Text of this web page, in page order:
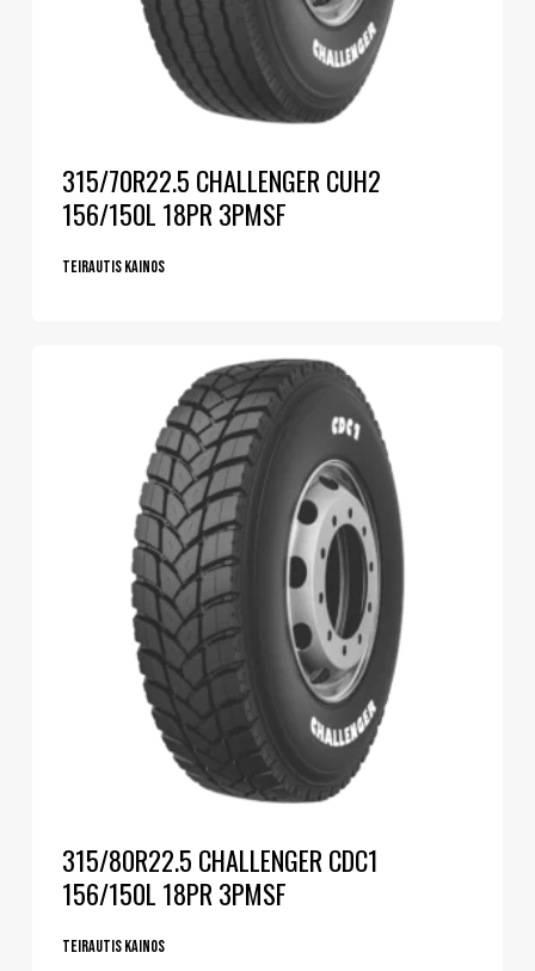
315/70R22.5 CHALLENGER CUH2
156/150L 18PR 3PMSF
Teirautis kainos
315/80R22.5 CHALLENGER CDC1
156/150L 18PR 3PMSF
Teirautis kainos